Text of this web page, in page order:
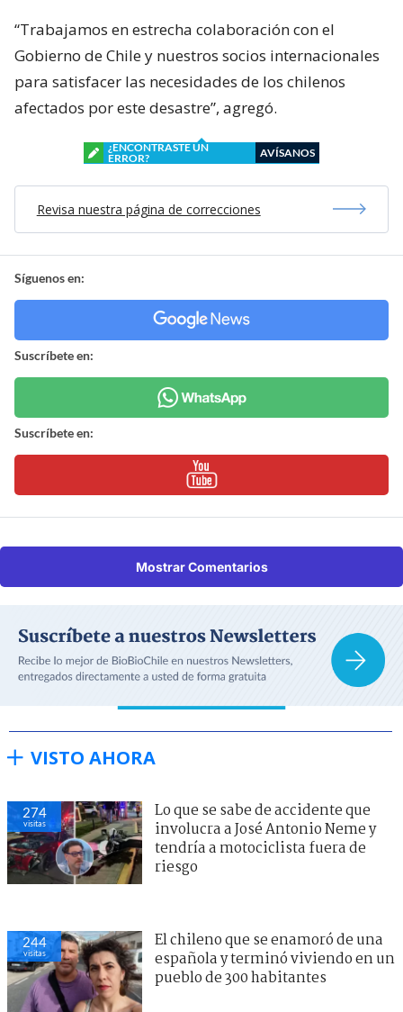
“Trabajamos en estrecha colaboración con el
Gobierno de Chile y nuestros socios internacionales
para satisfacer las necesidades de los chilenos
afectados por este desastre”, agregó.
¿ENCONTRASTE UN
ERROR?
AVÍSANOS
Revisa nuestra página de correcciones
Síguenos en:
Suscríbete en:
Suscríbete en:
Mostrar Comentarios
VISTO AHORA
274
visitas
Lo que se sabe de accidente que
involucra a José Antonio Neme y
tendría a motociclista fuera de
riesgo
244
visitas
El chileno que se enamoró de una
española y terminó viviendo en un
pueblo de 300 habitantes